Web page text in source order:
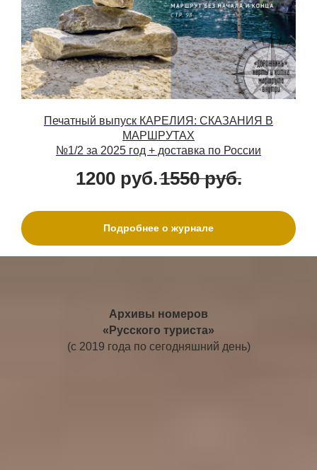
Печатный выпуск КАРЕЛИЯ: СКАЗАНИЯ В
МАРШРУТАХ
№1/2 за 2025 год + доставка по России
1200 руб.1550 руб.
Подробнее о журнале
Архивы номеров
«Русского туриста»
(с 2019 года по сегодняшний день)